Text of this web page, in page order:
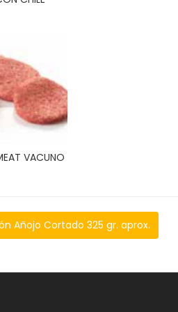
VACUNO
Añojo Cortado 325 gr. aprox.